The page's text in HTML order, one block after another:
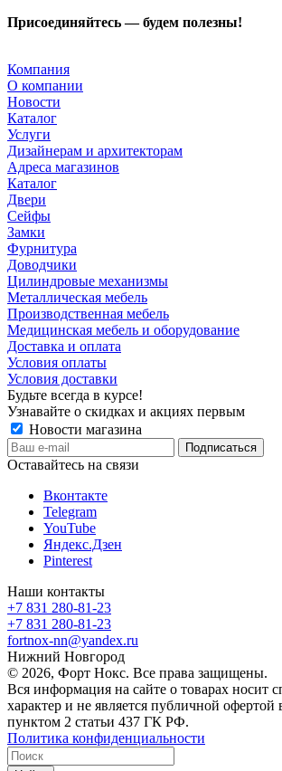
Присоединяйтесь — будем полезны!
Компания
О компании
Новости
Каталог
Услуги
Дизайнерам и архитекторам
Адреса магазинов
Каталог
Двери
Сейфы
Замки
Фурнитура
Доводчики
Цилиндровые механизмы
Металлическая мебель
Производственная мебель
Медицинская мебель и оборудование
Доставка и оплата
Условия оплаты
Условия доставки
Будьте всегда в курсе!
Узнавайте о скидках и акциях первым
Новости магазина
Оставайтесь на связи
Вконтакте
Telegram
YouTube
Яндекс.Дзен
Pinterest
Наши контакты
+7 831 280-81-23
+7 831 280-81-23
fortnox-nn@yandex.ru
Нижний Новгород
© 2026, Форт Нокс. Все права защищены.
Вся информация на сайте о товарах носит
характер и не является публичной офертой
пунктом 2 статьи 437 ГК РФ.
Политика конфиденциальности